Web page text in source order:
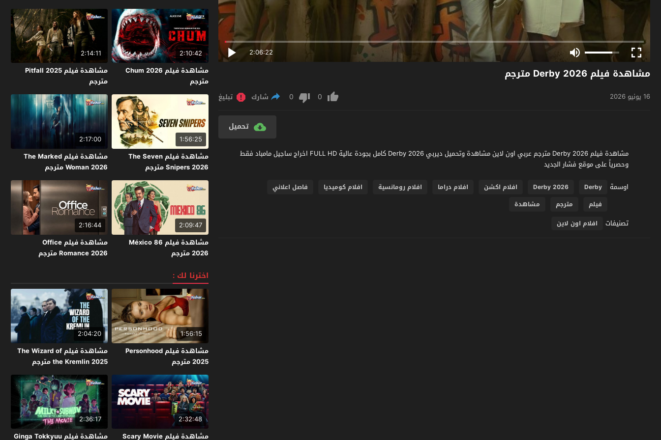
2:06:22
مشاهدة فيلم Derby 2026 مترجم
16 يونيو 2026 0
0 شارك تبليغ
تحميل
مشاهدة فيلم Derby 2026 مترجم عربي اون لاين مشاهدة وتحميل ديربي Derby 2026 كامل بجودة عالية FULL HD اخراج ساجيل مامباد فقط
وحصرياً على موقع فشار الجديد
اوسمة
Derby
Derby 2026 افلام اكشن افلام دراما افلام رومانسية افلام كوميديا
فاصل اعلاني
فيلم
مترجم مشاهدة
تصنيفات افلام اون لاين
Kakueki Teisha Gekijou Yuki
2026 مترجم
2:10:42
مشاهدة فيلم Chum 2026
مترجم
2:14:11
مشاهدة فيلم Pitfall 2025
مترجم
1:56:25
مشاهدة فيلم The Seven
Snipers 2026 مترجم
2:17:00
مشاهدة فيلم The Marked
Woman 2026 مترجم
2:09:47
مشاهدة فيلم México 86
2026 مترجم
2:16:44
مشاهدة فيلم Office
Romance 2026 مترجم
اخترنا لك :
1:56:15
مشاهدة فيلم Personhood
2025 مترجم
2:04:20
مشاهدة فيلم The Wizard of
the Kremlin 2025 مترجم
2:32:48
مشاهدة فيلم Scary Movie
2:36:17
مشاهدة فيلم Ginga Tokkyuu